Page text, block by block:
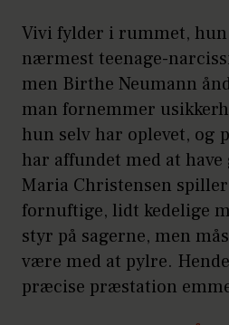
Vivi fylder i rummet,
nærmest teenage-
men Birthe Neumann
man fornemmer
hun selv har oplevet, og
har affundet med at
Maria Christensen
fornuftige, lidt kedelige
styr på sagerne, men
være med at pylre.
præcise præstation